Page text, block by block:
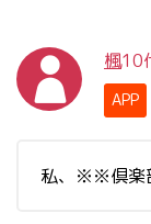
楓10
APP
私、※※倶楽